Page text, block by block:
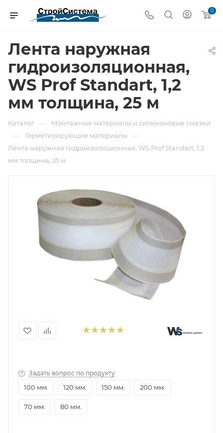
0
Лента наружная
гидроизоляционная,
WS Prof Standart, 1,2
мм толщина, 25 м
Каталог — Монтажные материалы и силиконовые смазки
— Герметизирующие материалы —
Лента наружная гидроизоляционная, WS Prof Standart, 1,2
мм толщина, 25 м
Задать вопрос по продукту
100 мм. 120 мм. 150 мм. 200 мм.
70 мм. 80 мм.